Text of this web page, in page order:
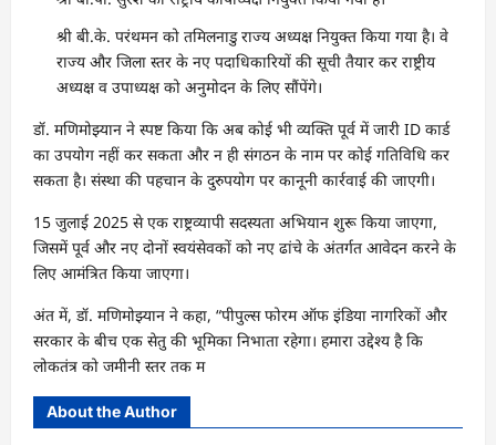
श्री बी.के. परंथमन को तमिलनाडु राज्य अध्यक्ष नियुक्त किया गया है। वे
राज्य और जिला स्तर के नए पदाधिकारियों की सूची तैयार कर राष्ट्रीय
अध्यक्ष व उपाध्यक्ष को अनुमोदन के लिए सौंपेंगे।
डॉ. मणिमोझ्यान ने स्पष्ट किया कि अब कोई भी व्यक्ति पूर्व में जारी ID कार्ड
का उपयोग नहीं कर सकता और न ही संगठन के नाम पर कोई गतिविधि कर
सकता है। संस्था की पहचान के दुरुपयोग पर कानूनी कार्रवाई की जाएगी।
15 जुलाई 2025 से एक राष्ट्रव्यापी सदस्यता अभियान शुरू किया जाएगा,
जिसमें पूर्व और नए दोनों स्वयंसेवकों को नए ढांचे के अंतर्गत आवेदन करने के
लिए आमंत्रित किया जाएगा।
अंत में, डॉ. मणिमोझ्यान ने कहा, “पीपुल्स फोरम ऑफ इंडिया नागरिकों और
सरकार के बीच एक सेतु की भूमिका निभाता रहेगा। हमारा उद्देश्य है कि
लोकतंत्र को जमीनी स्तर तक म
About the Author